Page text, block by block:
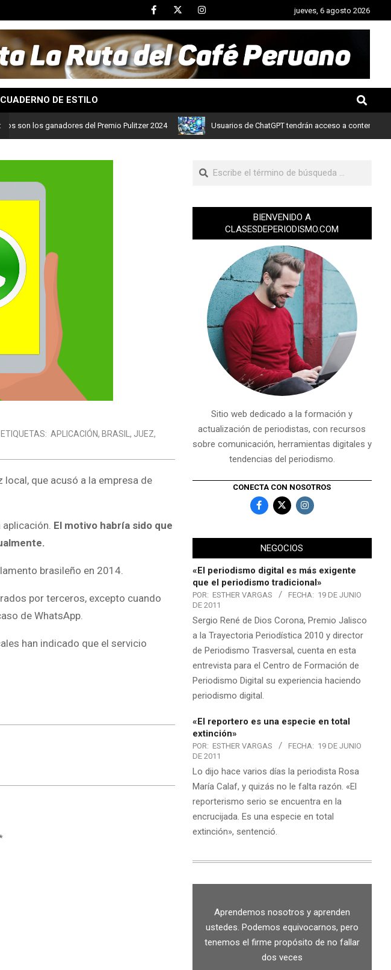
jueves, 6 agosto 2026
CUADERNO DE ESTILO
los ganadores del Premio Pulitzer 2024 Usuarios de ChatGPT tendrán acceso a contenidos de
ETIQUETAS: APLICACIÓN, BRASIL , JUEZ,
que acusó a la empresa de
El motivo habría sido que
brasileño en 2014.
por terceros, excepto cuando
de WhatsApp.
han indicado que el servicio
BIENVENIDO A
CLASESDEPERIODISMO.COM
Sitio web dedicado a la formación y
actualización de periodistas, con recursos
sobre comunicación, herramientas digitales y
tendencias del periodismo.
CONECTA CON NOSOTROS
NEGOCIOS
«El periodismo digital es más exigente
que el periodismo tradicional»
POR: ESTHER VARGAS FECHA: 19 DE JUNIO
DE 2011
Sergio René de Dios Corona, Premio Jalisco
a la Trayectoria Periodística 2010 y director
de Periodismo Trasversal, cuenta en esta
entrevista para el Centro de Formación de
Periodismo Digital su experiencia haciendo
periodismo digital.
«El reportero es una especie en total
extinción»
POR: ESTHER VARGAS FECHA: 19 DE JUNIO
DE 2011
Lo dijo hace varios días la periodista Rosa
María Calaf, y quizás no le falta razón. «El
reporterismo serio se encuentra en la
encrucijada. Es una especie en total
extinción», sentenció.
Aprendemos nosotros y aprenden
ustedes. Podemos equivocarnos, pero
tenemos el firme propósito de no fallar
dos veces